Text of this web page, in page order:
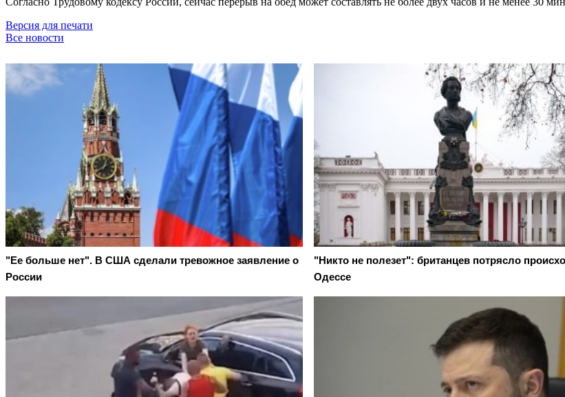
Версия для печати
Все новости
"Ее больше нет". В США сделали тревожное заявление о
России
"Никто не полезет": британцев потрясло
Одессе